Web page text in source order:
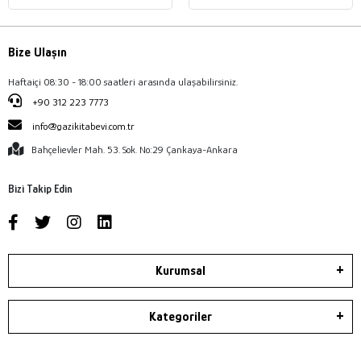
Bize Ulaşın
Haftaiçi 08:30 - 18:00 saatleri arasında ulaşabilirsiniz.
+90 312 223 7773
info@gazikitabevi.com.tr
Bahçelievler Mah. 53. Sok. No:29 Çankaya-Ankara
Bizi Takip Edin
Kurumsal
Kategoriler